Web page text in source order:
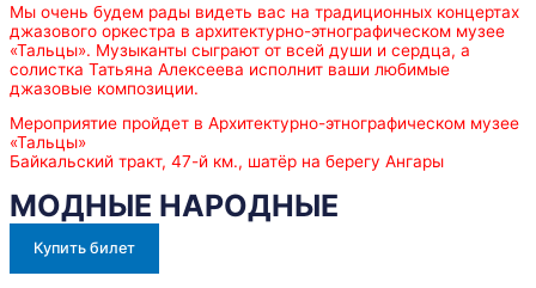
Мы очень будем рады видеть вас на традиционных концертах
джазового оркестра в архитектурно-этнографическом музее
«Тальцы». Музыканты сыграют от всей души и сердца, а
солистка Татьяна Алексеева исполнит ваши любимые
джазовые композиции.
Мероприятие пройдет в Архитектурно-этнографическом музее
«Тальцы»
Байкальский тракт, 47-й км., шатёр на берегу Ангары
МОДНЫЕ НАРОДНЫЕ
Купить билет